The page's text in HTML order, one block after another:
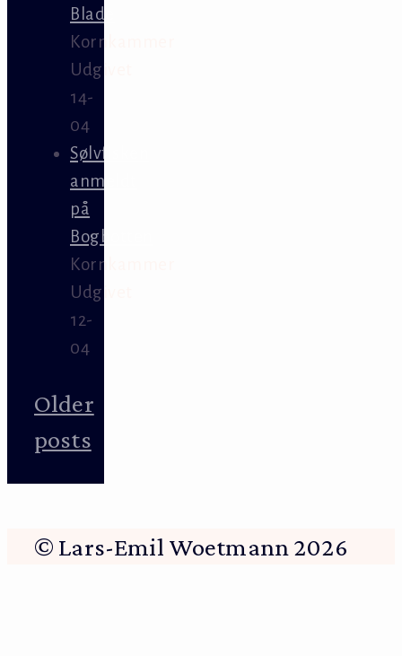
Blade
Kornkammer
Udgivet
14-
04
Sølvfisken
anmeldt
på
Bogbotten
Kornkammer
Udgivet
12-
04
Older
posts
© Lars-Emil Woetmann 2026